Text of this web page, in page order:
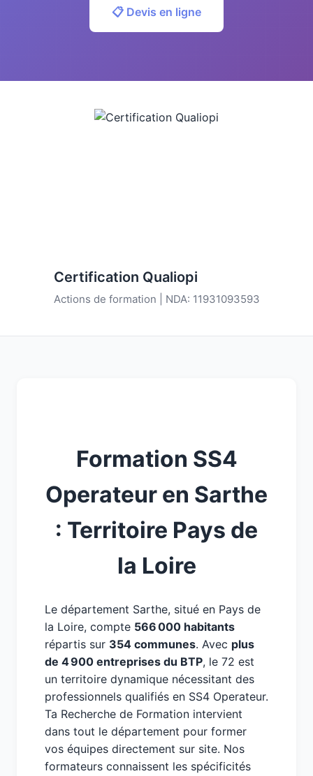
📋 Devis en ligne
Certification Qualiopi
Actions de formation | NDA: 11931093593
Formation SS4
Operateur en Sarthe
: Territoire Pays de
la Loire
Le département Sarthe, situé en Pays de
la Loire, compte 566 000 habitants
répartis sur 354 communes. Avec plus
de 4 900 entreprises du BTP, le 72 est
un territoire dynamique nécessitant des
professionnels qualifiés en SS4 Operateur.
Ta Recherche de Formation intervient
dans tout le département pour former
vos équipes directement sur site. Nos
formateurs connaissent les spécificités